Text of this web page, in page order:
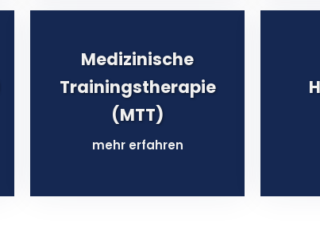
Medizinische
Trainingstherapie
(MTT)
mehr erfahren